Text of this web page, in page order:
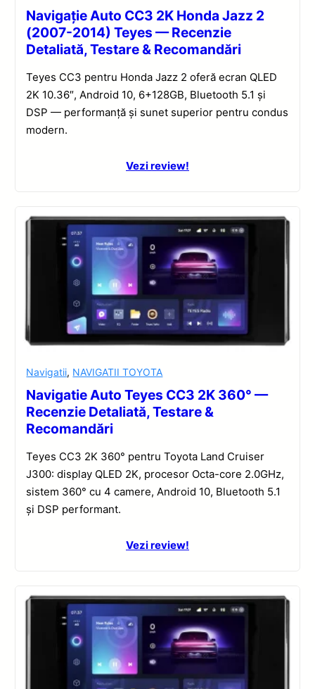
Navigație Auto CC3 2K Honda Jazz 2
(2007-2014) Teyes — Recenzie
Detaliată, Testare & Recomandări
Teyes CC3 pentru Honda Jazz 2 oferă ecran QLED
2K 10.36″, Android 10, 6+128GB, Bluetooth 5.1 și
DSP — performanță și sunet superior pentru condus
modern.
Vezi review!
Navigatii, NAVIGATII TOYOTA
Navigatie Auto Teyes CC3 2K 360° —
Recenzie Detaliată, Testare &
Recomandări
Teyes CC3 2K 360° pentru Toyota Land Cruiser
J300: display QLED 2K, procesor Octa-core 2.0GHz,
sistem 360° cu 4 camere, Android 10, Bluetooth 5.1
și DSP performant.
Vezi review!